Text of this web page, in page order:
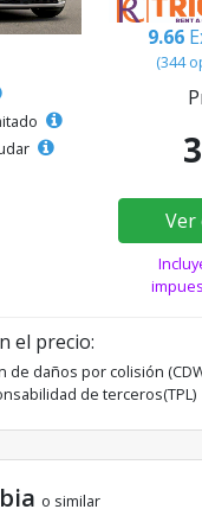
9.66
(344
el precio:
de daños por colisión
de terceros(TPL)
o similar